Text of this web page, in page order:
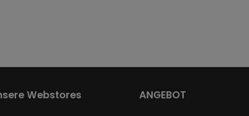
Webstores ANGEBOT